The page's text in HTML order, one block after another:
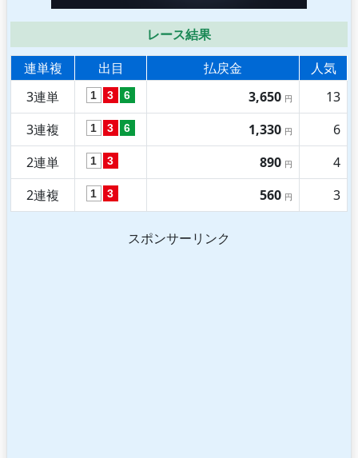
レース結果
連単複
出目 払戻金
人気
3連単
1 3 6 3,650 円
13
3連複
1 3 6 1,330 円
6
2連単
1 3 890 円
4
2連複
1 3 560 円 3
スポンサーリンク